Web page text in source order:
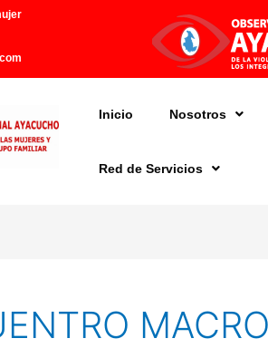
Inicio Nosotros
Red de Servicios